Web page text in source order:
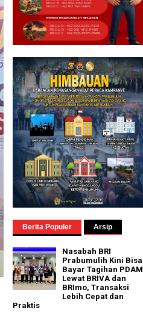
Berita Populer Arsip
Nasabah BRI
Prabumulih Kini Bisa
Bayar Tagihan PDAM
Lewat BRIVA dan
BRImo, Transaksi
Lebih Cepat dan
Praktis